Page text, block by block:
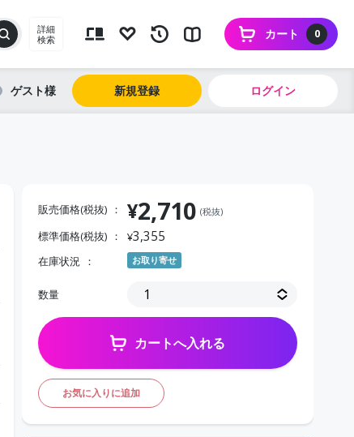
詳細
検索
0
カート
ゲスト 新規登録 ログイン
販売価格(税抜) ¥2,710 (税抜)
標準価格(税抜) ¥3,355
在庫状況 お取り寄せ
数量
カートへ入れる
お気に入りに追加